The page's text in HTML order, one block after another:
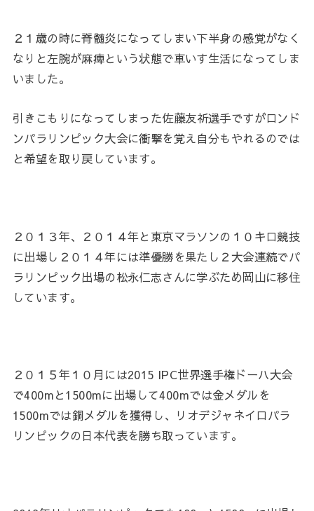
２１歳の時に脊髄炎になってしまい下半身の感覚がなく
なりと左腕が麻痺という状態で車いす生活になってしま
いました。
引きこもりになってしまった佐藤友祈選手ですがロンド
ンパラリンピック大会に衝撃を覚え自分もやれるのでは
と希望を取り戻しています。
２０１３年、２０１４年と東京マラソンの１０キロ競技
に出場し２０１４年には準優勝を果たし２大会連続でパ
ラリンピック出場の松永仁志さんに学ぶため岡山に移住
しています。
２０１５年１０月には2015 IPC世界選手権ドーハ大会
で400mと1500mに出場して400mでは金メダルを
1500mでは銅メダルを獲得し、リオデジャネイロパラ
リンピックの日本代表を勝ち取っています。